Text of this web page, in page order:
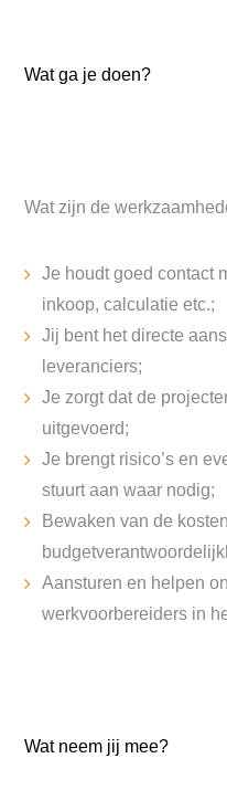
Wat ga je doen?
Wat zijn de
Je houdt goed contact
inkoop, calculatie etc.;
Jij bent het directe
leveranciers;
Je zorgt dat de
uitgevoerd;
Je brengt risico’s en
stuurt aan waar nodig;
Bewaken van de
Aansturen en helpen
werkvoorbereiders in
Wat neem jij mee?